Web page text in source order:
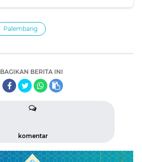
Palembang
BAGIKAN BERITA INI
komentar